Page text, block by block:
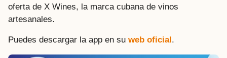
oferta de X Wines, la marca cubana de vinos
artesanales.
Puedes descargar la app en su web oficial .